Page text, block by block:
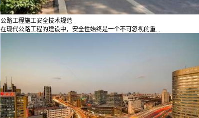
公路工程施工安全技术规范
在现代公路工程的建设中，安全性始终是一个不可忽视的重...